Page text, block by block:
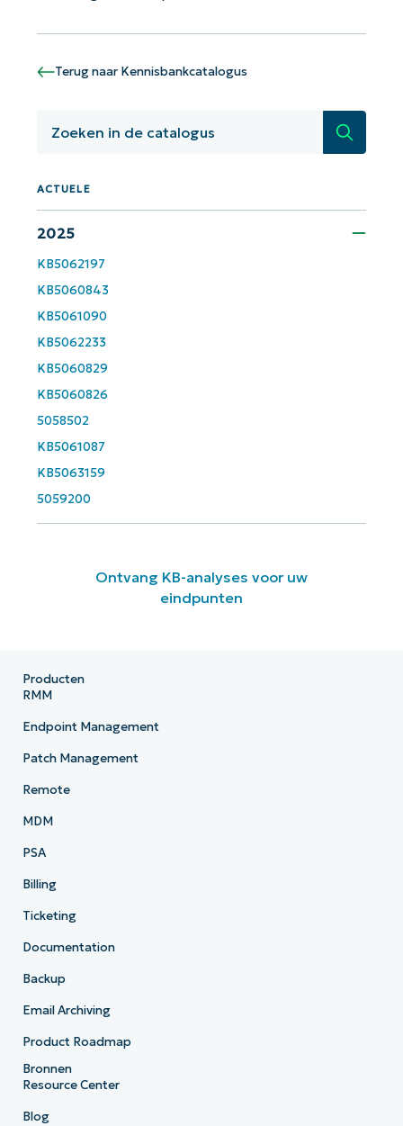
Terug naar Kennisbankcatalogus
Zoeken
ACTUELE
2025
KB5062197
KB5060843
KB5061090
KB5062233
KB5060829
KB5060826
5058502
KB5061087
KB5063159
5059200
Ontvang KB-analyses voor uw
eindpunten
Land
name*
Producten
RMM
Endpoint Management
Patch Management
Remote
MDM
PSA
Billing
Ticketing
Documentation
Backup
Email Archiving
Product Roadmap
Bronnen
Resource Center
Blog